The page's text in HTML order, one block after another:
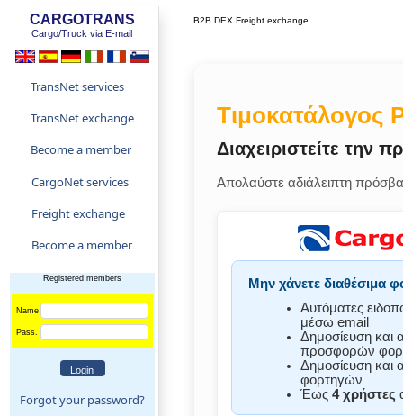
CARGOTRANS
Cargo/Truck via E-mail
TransNet services
TransNet exchange
Become a member
CargoNet services
Freight exchange
Become a member
Registered members
Name
Pass.
Forgot your password?
B2B DEX Freight exchange
Τιμοκατάλογος
Διαχειριστείτε την
Απολαύστε αδιάλειπτη
Μην χάνετε διαθέσιμα
Αυτόματες
μέσω email
Δημοσίευση και
προσφορών
Δημοσίευση και
φορτηγών
Έως 4 χρήστες